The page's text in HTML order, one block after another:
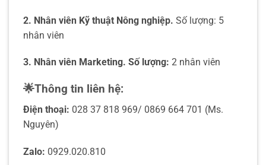
2. Nhân viên Kỹ thuật Nông nghiệp. Số lượng: 5
nhân viên
3. Nhân viên Marketing. Số lượng: 2 nhân viên
🌟Thông tin liên hệ:
Điện thoại: 028 37 818 969/ 0869 664 701 (Ms.
Nguyên)
Zalo: 0929.020.810